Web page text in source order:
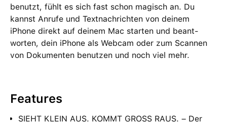
benutzt, fühlt es sich fast schon magisch an. Du
kannst Anrufe und Text­nach­richten von deinem
iPhone direkt auf deinem Mac starten und beant­
worten, dein iPhone als Webcam oder zum Scannen
von Doku­menten be­nutzen und noch viel mehr.
Features
SIEHT KLEIN AUS. KOMMT GROSS RAUS. – Der